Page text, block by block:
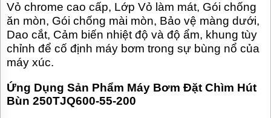
Vỏ chrome cao cấp, Lớp Vỏ làm mát, Gói chống
ăn mòn, Gói chống mài mòn, Bảo vệ màng dưới,
Dao cắt, Cảm biến nhiệt độ và độ ẩm, khung tùy
chỉnh để cố định máy bơm trong sự bùng nổ của
máy xúc.
Ứng Dụng Sản Phẩm Máy Bơm Đặt Chìm Hút
Bùn 250TJQ600-55-200